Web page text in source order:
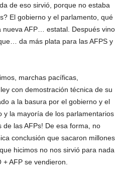
de eso sirvió, porque no estaba
El gobierno y el parlamento, qué
nueva AFP… estatal. Después vino
da más plata para las AFPS y
marchas pacíficas,
con demostración técnica de su
a la basura por el gobierno y el
y la mayoría de los parlamentarios
de las AFPs! De esa forma, no
conclusión que sacaron millones
hicimos no nos sirvió para nada
AFP se vendieron.